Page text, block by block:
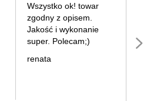
Wszystko ok! towar
zgodny z opisem.
Jakość i wykonanie
super. Polecam;)
renata